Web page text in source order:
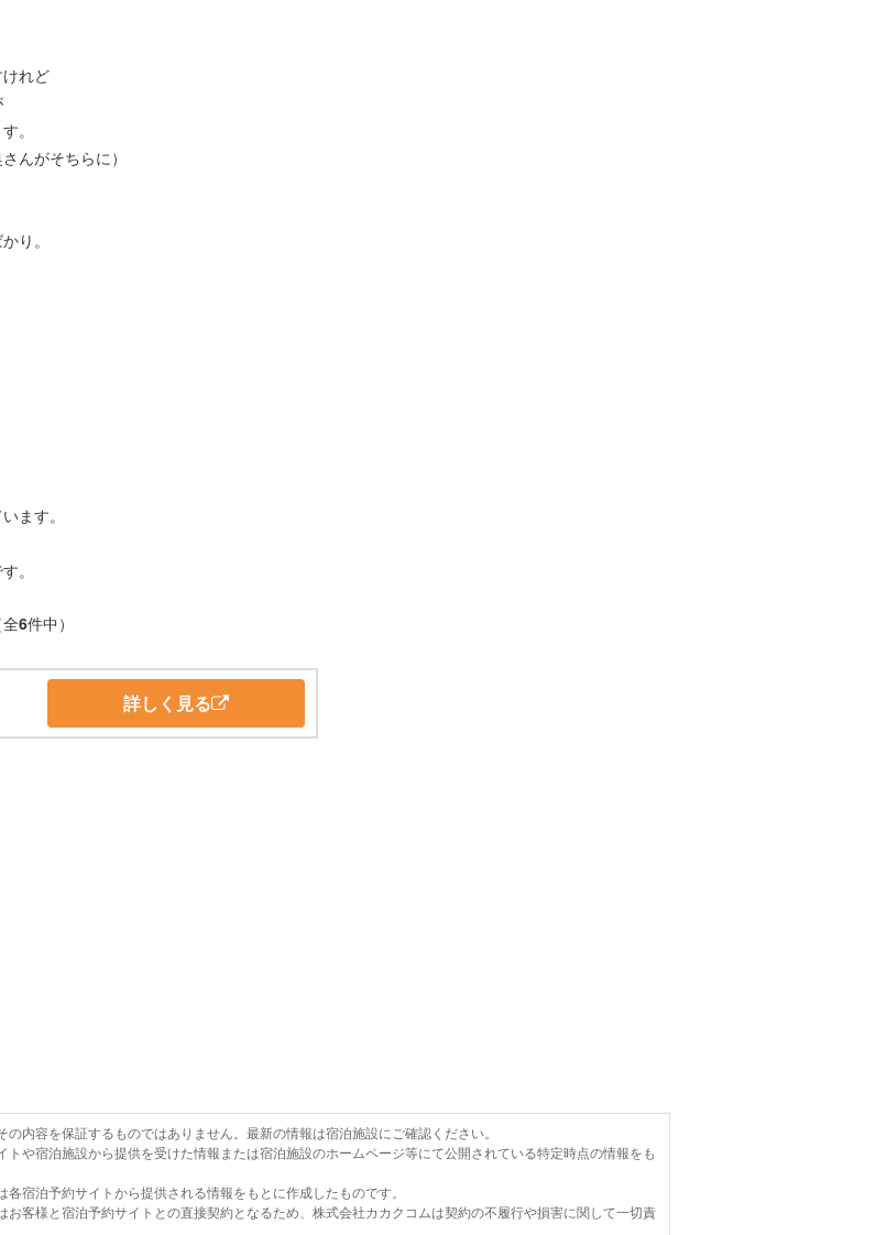
れど
。
んがそちらに）
り。
ます。
。
6件中）
詳しく見る
内容を保証するものではありません。最新の情報は宿泊施設にご確認ください。
や宿泊施設から提供を受けた情報または宿泊施設のホームページ等にて公開されている特定時点の情報をも
宿泊予約サイトから提供される情報をもとに作成したものです。
客様と宿泊予約サイトとの直接契約となるため、株式会社カカクコムは契約の不履行や損害に関して一切責